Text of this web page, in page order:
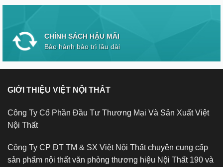
CHÍNH SÁCH HẬU MÃI
Bảo hành bảo trì lâu dài
GIỚI THIỆU VIỆT NỘI THẤT
Công Ty Cổ Phần Đầu Tư Thương Mại Và Sản Xuất Việt
Nội Thất
Công Ty CP ĐT TM & SX Việt Nội Thất chuyên cung cấp
sản phẩm nội thất văn phòng thương hiệu Nội Thất 190 và